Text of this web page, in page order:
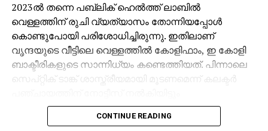
2023ല്‍ തന്നെ പബ്ലിക് ഹെല്‍ത്ത് ലാബില്‍
വെള്ളത്തിന് രുചി വ്യത്യാസം തോന്നിയപ്പോള്‍
കൊണ്ടുപോയി പരിശോധിച്ചിരുന്നു. ഇതിലാണ്
വൃന്ദയുടെ വീട്ടിലെ വെള്ളത്തില്‍ കോളിഫാം, ഇ കോളി
ബാക്ടീരികളുടെ സാന്നിധ്യം കണ്ടെത്തിയത്. പിന്നാലെ
സെപ്റ്റിക് ടാങ്ക് ശാസ്ത്രീയമായി മൂടണമെന്ന് കലക്ടര്‍
നടപടിയുണ്ടായില്ലെന്ന് വൃന്ദയുടെ അമ്മ സുകുമാരി
പറഞ്ഞു .
CONTINUE READING